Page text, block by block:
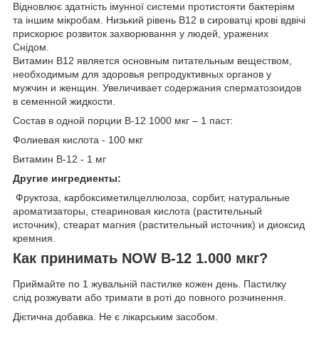
Відновлює здатність імунної системи протистояти бактеріям
та іншим мікробам. Низький рівень В12 в сироватці крові вдвічі
прискорює розвиток захворювання у людей, уражених
Снідом.
Витамин B12 является основным питательным веществом,
необходимым для здоровья репродуктивных органов у
мужчин и женщин. Увеличивает содержания сперматозоидов
в семенной жидкости.
Состав в одной порции B-12 1000 мкг – 1 паст:
Фолиевая кислота - 100 мкг
Витамин B-12 - 1 мг
Другие ингредиенты:
Фруктоза, карбоксиметилцеллюлоза, сорбит, натуральные
ароматизаторы, стеариновая кислота (растительный
источник), стеарат магния (растительный источник) и диоксид
кремния.
Как принимать NOW B-12 1.000 мкг?
Приймайте по 1 жувальній пастилке кожен день. Пастилку
слід розжувати або тримати в роті до повного розчинення.
Дієтична добавка. Не є лікарським засобом.